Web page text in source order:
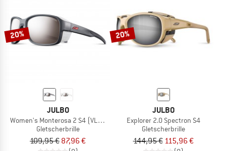
20%
JULBO
Women's Monterosa 2 S4 (VLT 5%)
Gletscherbrille
109,95 € 87,96 €
20%
JULBO
Explorer 2.0 Spectron S4
Gletscherbrille
144,95 € 115,96 €